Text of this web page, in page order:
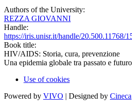
Authors of the University:
REZZA GIOVANNI
Handle:
https://iris.unisr.it/handle/20.500.11768/
Book title:
HIV/AIDS: Storia, cura, prevenzione
Una epidemia globale tra passato e futuro
Use of cookies
Powered by VIVO | Designed by Cineca